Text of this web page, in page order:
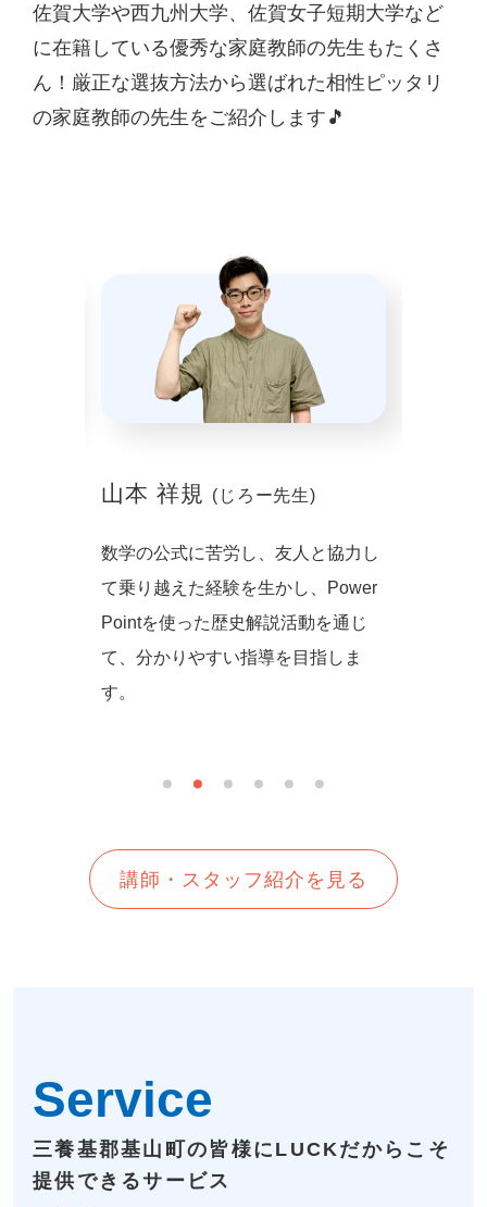
佐賀大学や西九州大学、佐賀女子短期大学など
に在籍している優秀な家庭教師の先生もたくさ
ん！厳正な選抜方法から選ばれた相性ピッタリ
の家庭教師の先生をご紹介します🎵
山本 祥規 (じろー先生)
数学の公式に苦労し、友人と協力し
て乗り越えた経験を生かし、Power
Pointを使った歴史解説活動を通じ
て、分かりやすい指導を目指しま
す。
講師・スタッフ紹介を見る
Service
三養基郡基山町の皆様にLUCKだからこそ
提供できるサービス